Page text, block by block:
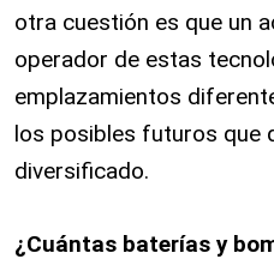
otra cuestión es que un
operador de estas
emplazamientos
los posibles futuros que
diversificado.
¿Cuántas baterías y